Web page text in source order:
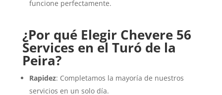
funcione perfectamente.
¿Por qué Elegir Chevere 56
Services en el Turó de la
Peira?
Rapidez: Completamos la mayoría de nuestros
servicios en un solo día.